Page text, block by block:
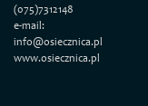
(075)7312148
e-mail:
info@osiecznica.pl
www.osiecznica.pl